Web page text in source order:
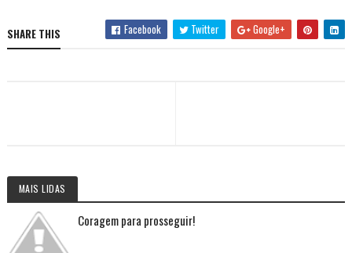
SHARE THIS Facebook Twitter Google+
MAIS LIDAS
Coragem para prosseguir!